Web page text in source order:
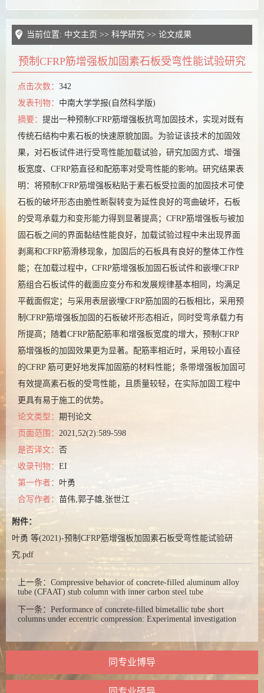
当前位置: 中文主页 >> 科学研究 >> 论文成果
预制CFRP筋增强板加固素石板受弯性能试验研究
点击次数： 342
发表刊物： 中南大学学报(自然科学版)
摘要： 提出一种预制CFRP筋增强板抗弯加固技术，实现对既有
传统石结构中素石板的快速原貌加固。为验证该技术的加固效
果，对石板试件进行受弯性能加载试验，研究加固方式、增强
板宽度、CFRP筋直径和配筋率对受弯性能的影响。研究结果表
明：将预制CFRP筋增强板粘贴于素石板受拉面的加固技术可使
石板的破坏形态由脆性断裂转变为延性良好的弯曲破坏，石板
的受弯承载力和变形能力得到显著提高；CFRP筋增强板与被加
固石板之间的界面黏结性能良好，加载试验过程中未出现界面
剥离和CFRP筋滑移现象，加固后的石板具有良好的整体工作性
能；在加载过程中，CFRP筋增强板加固石板试件和嵌埋CFRP
筋组合石板试件的截面应变分布和发展规律基本相同，均满足
平截面假定；与采用表层嵌埋CFRP筋加固的石板相比，采用预
制CFRP筋增强板加固的石板破坏形态相近，同时受弯承载力有
所提高；随着CFRP筋配筋率和增强板宽度的增大，预制CFRP
筋增强板的加固效果更为显著。配筋率相近时，采用较小直径
的CFRP 筋可更好地发挥加固筋的材料性能；条带增强板加固可
有效提高素石板的受弯性能，且质量较轻，在实际加固工程中
更具有易于施工的优势。
论文类型： 期刊论文
页面范围： 2021,52(2):589-598
是否译文： 否
收录刊物： EI
第一作者： 叶勇
合写作者： 苗伟,郭子雄,张世江
附件：
叶勇 等(2021)-预制CFRP筋增强板加固素石板受弯性能试验研
究.pdf
上一条： Compressive behavior of concrete-filled aluminum alloy
tube (CFAAT) stub column with inner carbon steel tube
下一条： Performance of concrete-filled bimetallic tube short
columns under eccentric compression: Experimental investigation
同专业博导